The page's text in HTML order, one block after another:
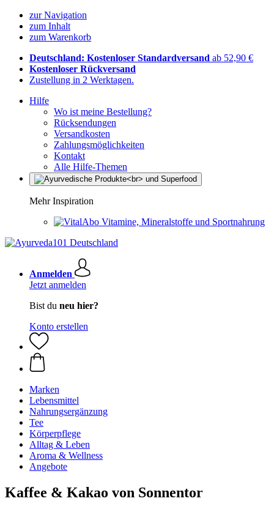
zur Navigation
zum Inhalt
zum Warenkorb
Deutschland: Kostenloser Standardversand ab 52,90 €
Kostenloser Rückversand
Zustellung in 2 Werktagen.
Hilfe
Wo ist meine Bestellung?
Rücksendungen
Versandkosten
Zahlungsmöglichkeiten
Kontakt
Alle Hilfe-Themen
Mehr Inspiration
Vitamine, Mineralstoffe und Sportnahrung
Anmelden
Jetzt anmelden
Bist du neu hier?
Konto erstellen
Marken
Lebensmittel
Nahrungsergänzung
Tee
Körperpflege
Alltag & Leben
Aroma & Wellness
Angebote
Kaffee & Kakao von Sonnentor